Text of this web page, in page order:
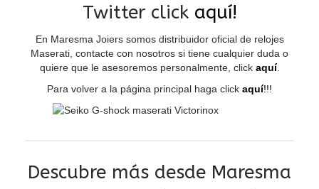
Twitter click aquí!
En Maresma Joiers somos distribuidor oficial de relojes
Maserati, contacte con nosotros si tiene cualquier duda o
quiere que le asesoremos personalmente, click aquí.
Para volver a la página principal haga click aquí!!!
Descubre más desde Maresma